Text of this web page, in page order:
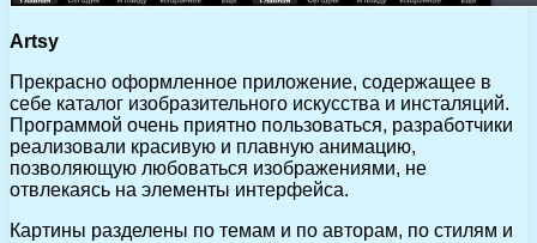
Artsy
Прекрасно оформленное приложение, содержащее в
себе каталог изобразительного искусства и инсталяций.
Программой очень приятно пользоваться, разработчики
реализовали красивую и плавную анимацию,
позволяющую любоваться изображениями, не
отвлекаясь на элементы интерфейса.
Картины разделены по темам и по авторам, по стилям и